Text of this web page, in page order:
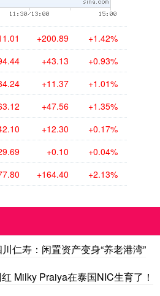
+200.89 +1.42%
+43.13 +0.93%
+11.37 +1.01%
+47.56 +1.35%
+12.30 +0.17%
+0.10 +0.04%
+164.40 +2.13%
仁寿：闲置资产变身“养老港湾”
Milky Praiya在泰国NIC生育了！